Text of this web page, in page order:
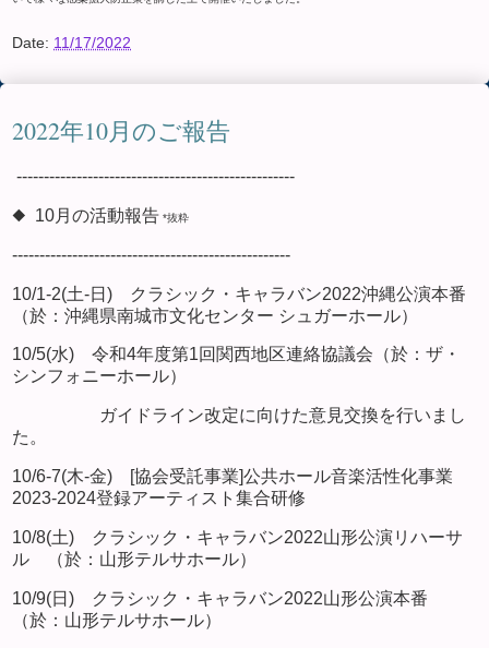
Date: 11/17/2022
2022年10月のご報告
---------------------------------------------------
◆ 10月の活動報告 *抜粋
---------------------------------------------------
10/1-2(土-日) クラシック・キャラバン2022沖縄公演本番
（於：沖縄県南城市文化センター シュガーホール）
10/5(水) 令和4年度第1回関西地区連絡協議会（於：ザ・
シンフォニーホール）
ガイドライン改定に向けた意見交換を行いまし
た。
10/6-7(木-金) [協会受託事業]公共ホール音楽活性化事業
2023-2024登録アーティスト集合研修
10/8(土) クラシック・キャラバン2022山形公演リハーサ
ル （於：山形テルサホール）
10/9(日) クラシック・キャラバン2022山形公演本番
（於：山形テルサホール）